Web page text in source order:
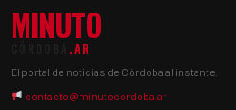
MINUTO
.AR
El portal de noticias de Córdoba al instante.
contacto@minutocordoba.ar